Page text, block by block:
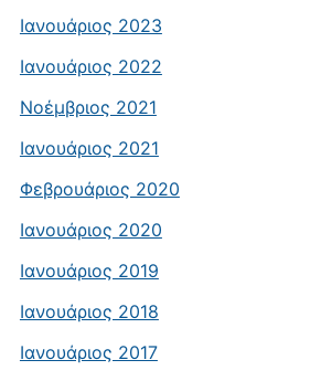
Ιανουάριος 2023
Ιανουάριος 2022
Νοέμβριος 2021
Ιανουάριος 2021
Φεβρουάριος 2020
Ιανουάριος 2020
Ιανουάριος 2019
Ιανουάριος 2018
Ιανουάριος 2017